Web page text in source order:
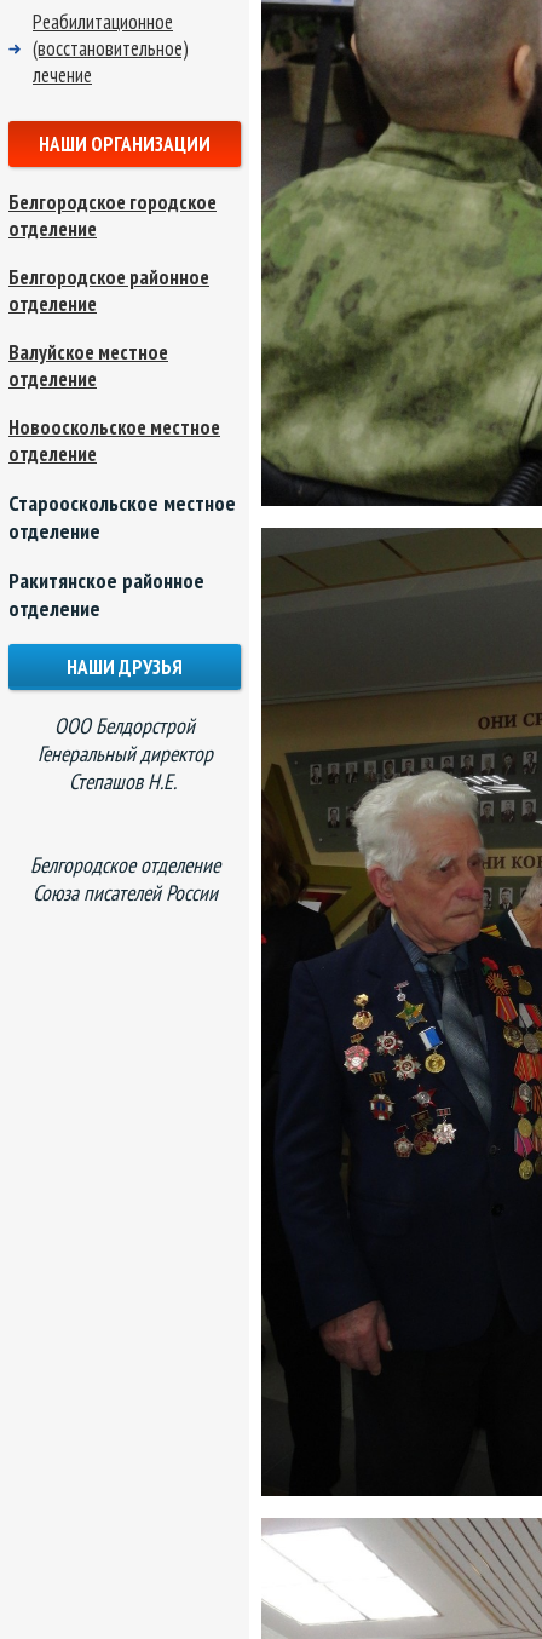
Реабилитационное
(восстановительное)
лечение
НАШИ ОРГАНИЗАЦИИ
Белгородское городское
отделение
Белгородское районное
отделение
Валуйское местное
отделение
Новооскольское местное
отделение
Старооскольское местное
отделение
Ракитянское районное
отделение
НАШИ ДРУЗЬЯ
ООО Белдорстрой
Генеральный директор
Степашов Н.Е.
Белгородское отделение
Союза писателей России